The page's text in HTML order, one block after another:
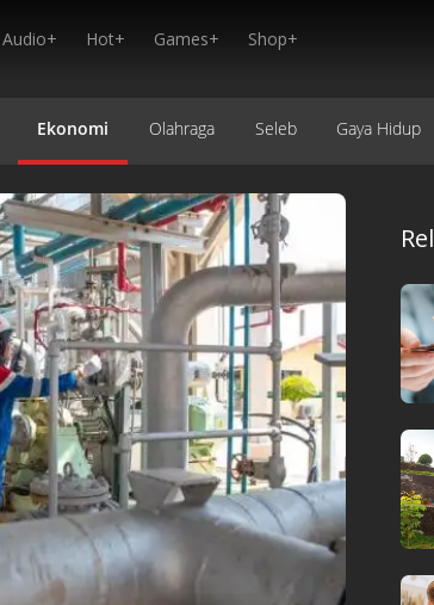
Audio+ Hot+ Games+ Shop+
Ekonomi Olahraga Seleb Gaya Hidup